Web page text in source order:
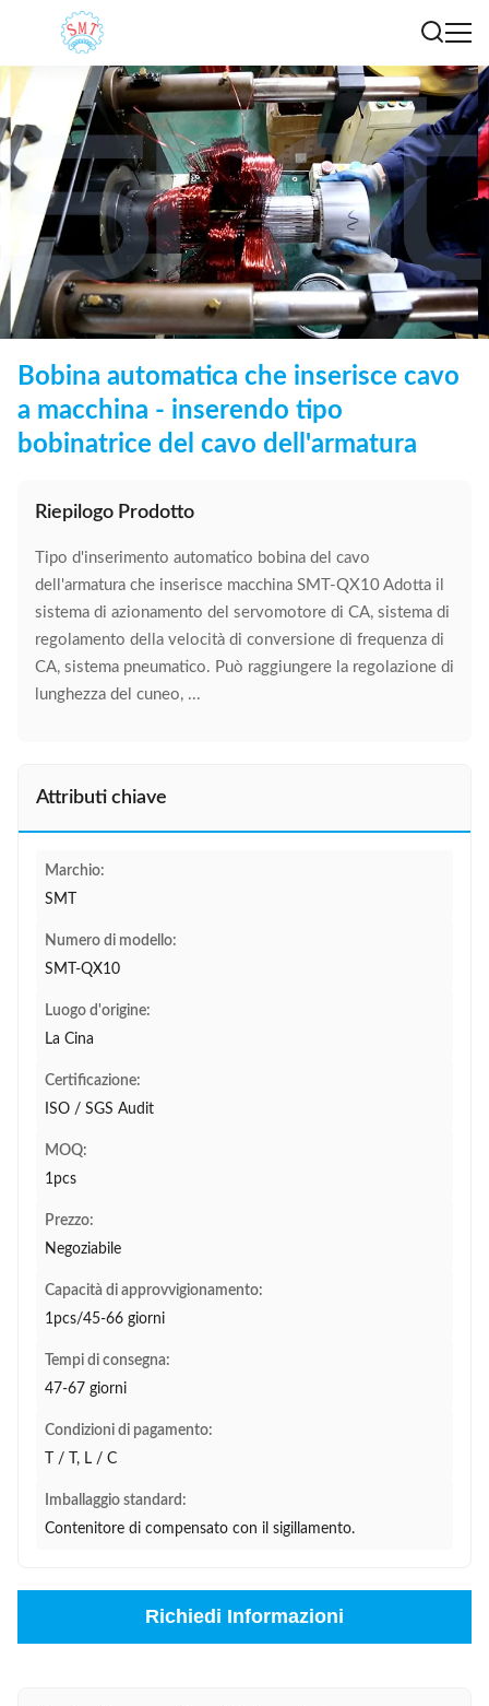
Bobina automatica che inserisce cavo
a macchina - inserendo tipo
bobinatrice del cavo dell'armatura
Riepilogo Prodotto
Tipo d'inserimento automatico bobina del cavo
dell'armatura che inserisce macchina SMT-QX10 Adotta il
sistema di azionamento del servomotore di CA, sistema di
regolamento della velocità di conversione di frequenza di
CA, sistema pneumatico. Può raggiungere la regolazione di
lunghezza del cuneo, ...
Attributi chiave
Marchio:
SMT
Numero di modello:
SMT-QX10
Luogo d'origine:
La Cina
Certificazione:
ISO / SGS Audit
MOQ:
1pcs
Prezzo:
Negoziabile
Capacità di approvvigionamento:
1pcs/45-66 giorni
Tempi di consegna:
47-67 giorni
Condizioni di pagamento:
T / T, L / C
Imballaggio standard:
Contenitore di compensato con il sigillamento.
Richiedi Informazioni